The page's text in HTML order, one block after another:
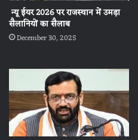
न्यू ईयर 2026 पर राजस्थान में उमड़ा
सैलानियों का सैलाब
December 30, 2025